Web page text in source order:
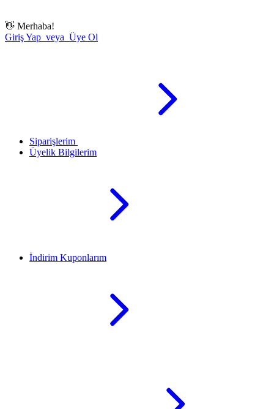
👋 Merhaba!
Giriş Yap veya Üye Ol
Siparişlerim
Üyelik Bilgilerim
İndirim Kuponlarım